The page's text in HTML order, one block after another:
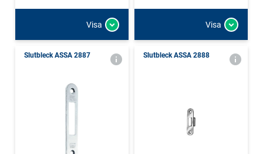
Visa Visa
Slutbleck ASSA 2887 Slutbleck ASSA 2888